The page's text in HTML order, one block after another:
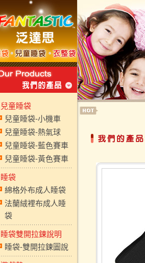
兒童睡袋
兒童睡袋-小機車
兒童睡袋-熱氣球
兒童睡袋-藍色賽車
兒童睡袋-黃色賽車
睡袋
綿格外布成人睡袋
法蘭絨裡布成人睡
袋
睡袋雙開拉鍊說明
睡袋-雙開拉鍊圖說